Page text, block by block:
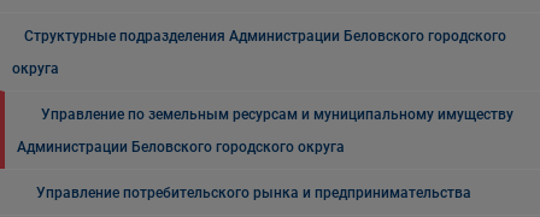
Структурные подразделения Администрации Беловского городского
округа
Управление по земельным ресурсам и муниципальному имуществу
Администрации Беловского городского округа
Управление потребительского рынка и предпринимательства